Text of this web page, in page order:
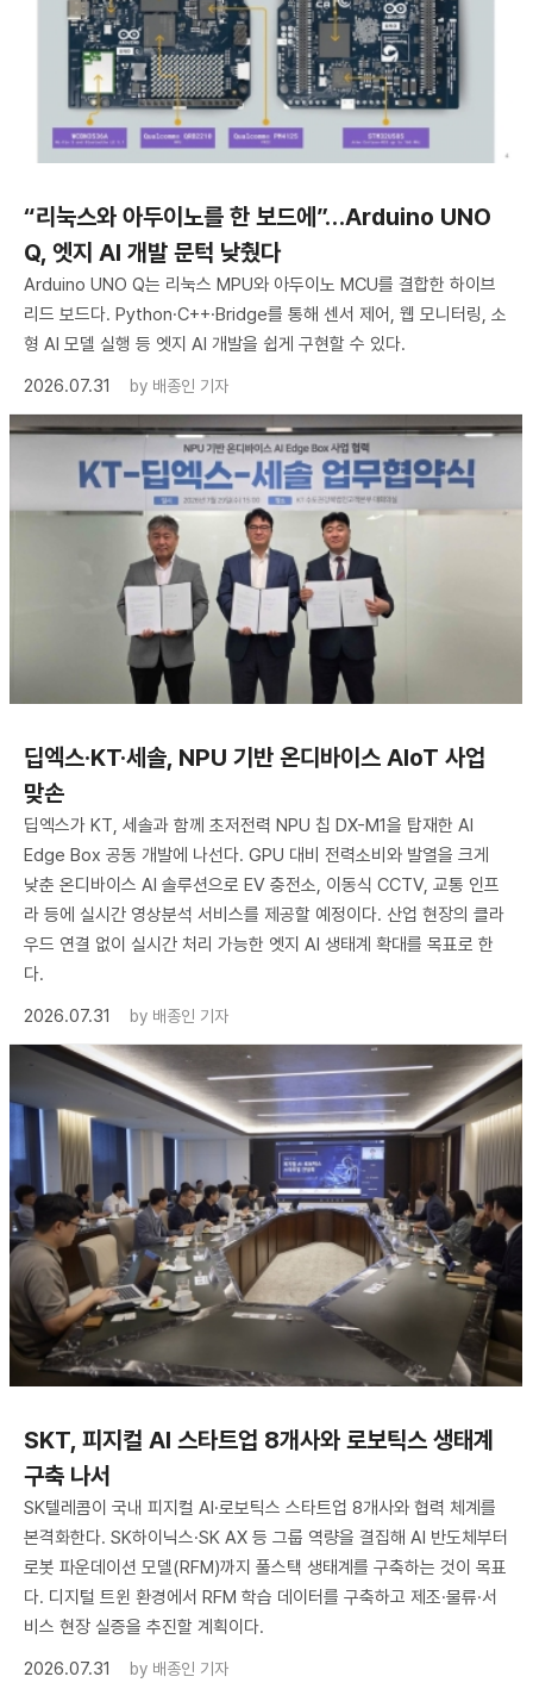
“리눅스와 아두이노를 한 보드에”…Arduino UNO
Q, 엣지 AI 개발 문턱 낮췄다
Arduino UNO Q는 리눅스 MPU와 아두이노 MCU를 결합한 하이브
리드 보드다. Python·C++·Bridge를 통해 센서 제어, 웹 모니터링, 소
형 AI 모델 실행 등 엣지 AI 개발을 쉽게 구현할 수 있다.
2026.07.31
by 배종인 기자
딥엑스·KT·세솔, NPU 기반 온디바이스 AIoT 사업
맞손
딥엑스가 KT, 세솔과 함께 초저전력 NPU 칩 DX-M1을 탑재한 AI
Edge Box 공동 개발에 나선다. GPU 대비 전력소비와 발열을 크게
낮춘 온디바이스 AI 솔루션으로 EV 충전소, 이동식 CCTV, 교통 인프
라 등에 실시간 영상분석 서비스를 제공할 예정이다. 산업 현장의 클라
우드 연결 없이 실시간 처리 가능한 엣지 AI 생태계 확대를 목표로 한
다.
2026.07.31
by 배종인 기자
SKT, 피지컬 AI 스타트업 8개사와 로보틱스 생태계
구축 나서
SK텔레콤이 국내 피지컬 AI·로보틱스 스타트업 8개사와 협력 체계를
본격화한다. SK하이닉스·SK AX 등 그룹 역량을 결집해 AI 반도체부터
로봇 파운데이션 모델(RFM)까지 풀스택 생태계를 구축하는 것이 목표
다. 디지털 트윈 환경에서 RFM 학습 데이터를 구축하고 제조·물류·서
비스 현장 실증을 추진할 계획이다.
2026.07.31
by 배종인 기자